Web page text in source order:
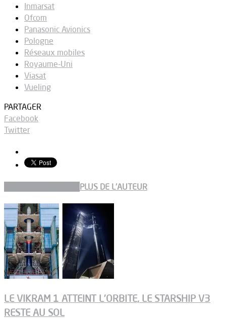
Inmarsat
Ofcom
Panasonic Avionics
Pologne
Réseaux mobiles
Royaume-Uni
Viasat
Vueling
PARTAGER
Facebook
Twitter
PLUS DE L'AUTEUR
LE VIKRAM 1 ATTEINT L’ORBITE, LE STARSHIP V3
RESTE AU SOL